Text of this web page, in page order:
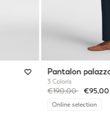
Pantalon
3 Coloris
Price reduced from
€190,00to€95,00
Online selection